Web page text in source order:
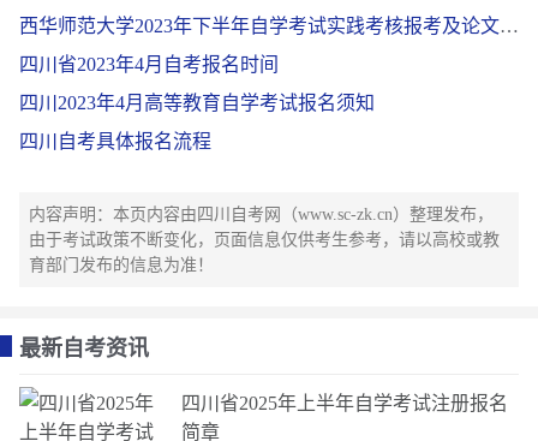
西华师范大学2023年下半年自学考试实践考核报考及论文答辩工作通知
四川省2023年4月自考报名时间
四川2023年4月高等教育自学考试报名须知
四川自考具体报名流程
内容声明：本页内容由四川自考网（www.sc-zk.cn）整理发布，
由于考试政策不断变化，页面信息仅供考生参考，请以高校或教
育部门发布的信息为准！
最新自考资讯
四川省2025年上半年自学考试注册报名
简章